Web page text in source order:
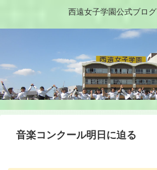
西遠女子学園公式ブログ
音楽コンクール明日に迫る